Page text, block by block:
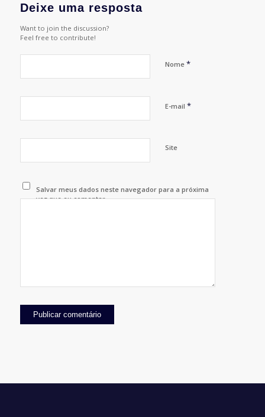
Deixe uma resposta
Want to join the discussion?
Feel free to contribute!
Nome *
E-mail *
Site
Salvar meus dados neste navegador para a próxima
vez que eu comentar.